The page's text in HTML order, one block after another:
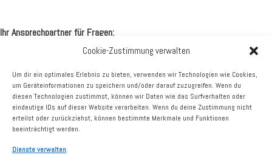
Cookie-Zustimmung verwalten
Um dir ein optimales Erlebnis zu bieten, verwenden wir Technologien wie Cookies,
um Geräteinformationen zu speichern und/oder darauf zuzugreifen. Wenn du
diesen Technologien zustimmst, können wir Daten wie das Surfverhalten oder
eindeutige IDs auf dieser Website verarbeiten. Wenn du deine Zustimmung nicht
erteilst oder zurückziehst, können bestimmte Merkmale und Funktionen
beeinträchtigt werden.
Dienste verwalten
Ihr Ansprechpartner für Fragen:
Fon +49 (0) 30 / 555 79 26 – 0
Fax +49 (0) 30 / 555 79 26 – 2
Mail schrade@defama.de